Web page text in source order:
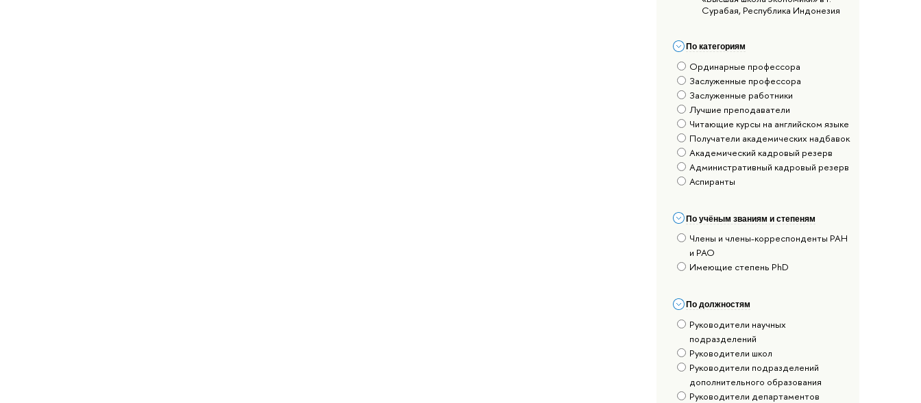
Сурабая, Республика Индонезия
По категориям
Ординарные профессора
Заслуженные профессора
Заслуженные работники
Лучшие преподаватели
Читающие курсы на английском языке
Получатели академических надбавок
Академический кадровый резерв
Административный кадровый резерв
Аспиранты
По учёным званиям и степеням
Члены и члены-корреспонденты РАН
и РАО
Имеющие степень PhD
По должностям
Руководители научных
подразделений
Руководители школ
Руководители подразделений
дополнительного образования
Руководители департаментов